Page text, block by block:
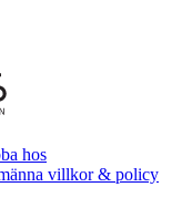
hos
villkor & policy